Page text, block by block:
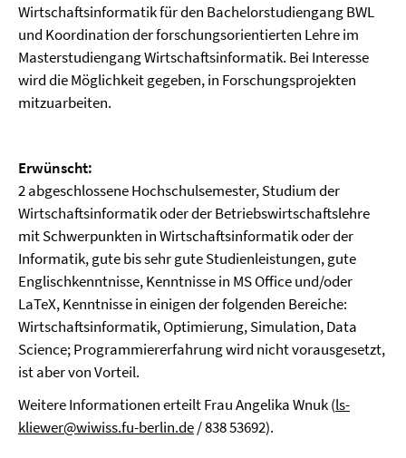
Wirtschaftsinformatik für den Bachelorstudiengang BWL
und Koordination der forschungsorientierten Lehre im
Masterstudiengang Wirtschaftsinformatik. Bei Interesse
wird die Möglichkeit gegeben, in Forschungsprojekten
mitzuarbeiten.
Erwünscht:
2 abgeschlossene Hochschulsemester, Studium der
Wirtschaftsinformatik oder der Betriebswirtschaftslehre
mit Schwerpunkten in Wirtschaftsinformatik oder der
Informatik, gute bis sehr gute Studienleistungen, gute
Englischkenntnisse, Kenntnisse in MS Office und/oder
LaTeX, Kenntnisse in einigen der folgenden Bereiche:
Wirtschaftsinformatik, Optimierung, Simulation, Data
Science; Programmiererfahrung wird nicht vorausgesetzt,
ist aber von Vorteil.
Weitere Informationen erteilt Frau Angelika Wnuk (ls-
kliewer@wiwiss.fu-berlin.de/ 838 53692).